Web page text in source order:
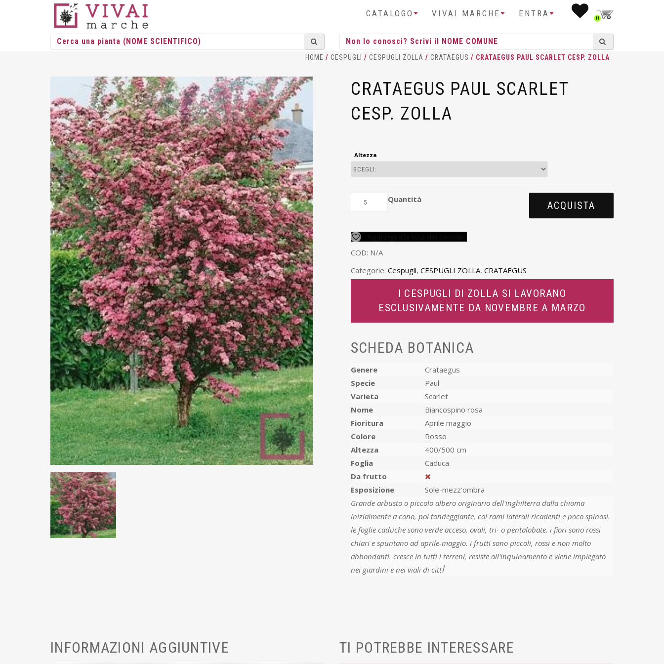
CATALOGO VIVAI MARCHE ENTRA 0
HOME / CESPUGLI / CESPUGLI ZOLLA / CRATAEGUS / CRATAEGUS PAUL SCARLET CESP. ZOLLA
CRATAEGUS PAUL SCARLET
CESP. ZOLLA
Altezza
Quantità
ACQUISTA
COD: N/A
Categorie: Cespugli, CESPUGLI ZOLLA, CRATAEGUS
I CESPUGLI DI ZOLLA SI LAVORANO
ESCLUSIVAMENTE DA NOVEMBRE A MARZO
SCHEDA BOTANICA
Genere
Crataegus
Specie
Paul
Varieta
Scarlet
Nome
Biancospino rosa
Fioritura
Aprile maggio
Colore
Rosso
Altezza
400/500 cm
Foglia
Caduca
Da frutto
Esposizione
Sole-mezz'ombra
Grande arbusto o piccolo albero originario dell'inghilterra dalla chioma
inizialmente a cono, poi tondeggiante, coi rami laterali ricadenti e poco spinosi.
le foglie caduche sono verde acceso, ovali, tri- o pentalobate. i fiori sono rossi
chiari e spuntano ad aprile-maggio. i frutti sono piccoli, rossi e non molto
abbondanti. cresce in tutti i terreni, resiste all'inquinamento e viene impiegato
nei giardini e nei viali di cittأ
INFORMAZIONI AGGIUNTIVE TI POTREBBE INTERESSARE